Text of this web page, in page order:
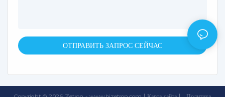
ОТПРАВИТЬ ЗАПРОС СЕЙЧАС